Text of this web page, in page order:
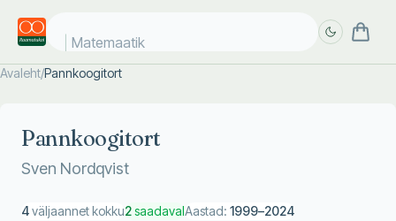
Matemaatika
Avaleht/Pannkoogitort
Pannkoogitort
Sven Nordqvist
4väljaannet kokku2saadavalAastad: 1999–2024